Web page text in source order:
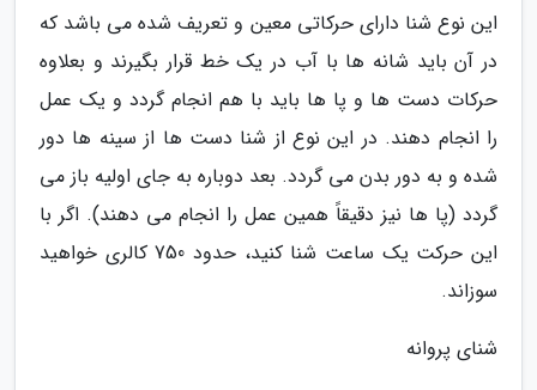
این نوع شنا دارای حرکاتی معین و تعریف شده می باشد که
در آن باید شانه ها با آب در یک خط قرار بگیرند و بعلاوه
حرکات دست ها و پا ها باید با هم انجام گردد و یک عمل
را انجام دهند. در این نوع از شنا دست ها از سینه ها دور
شده و به دور بدن می گردد. بعد دوباره به جای اولیه باز می
گردد (پا ها نیز دقیقاً همین عمل را انجام می دهند). اگر با
این حرکت یک ساعت شنا کنید، حدود 750 کالری خواهید
سوزاند.
شنای پروانه